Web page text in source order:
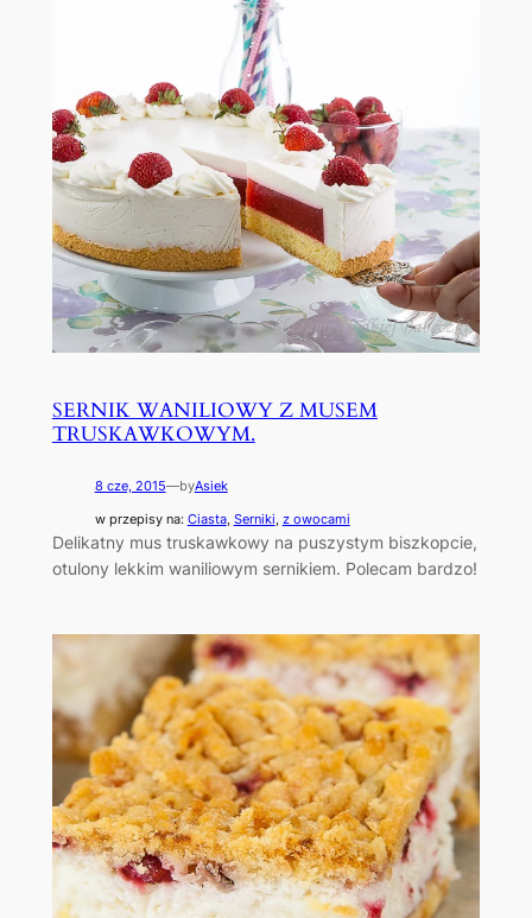
SERNIK WANILIOWY Z MUSEM
TRUSKAWKOWYM.
8 cze, 2015—byAsiek
w przepisy na: Ciasta, Serniki, z owocami
Delikatny mus truskawkowy na puszystym biszkopcie,
otulony lekkim waniliowym sernikiem. Polecam bardzo!